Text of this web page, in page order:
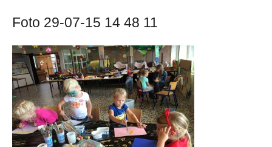
Foto 29-07-15 14 48 11